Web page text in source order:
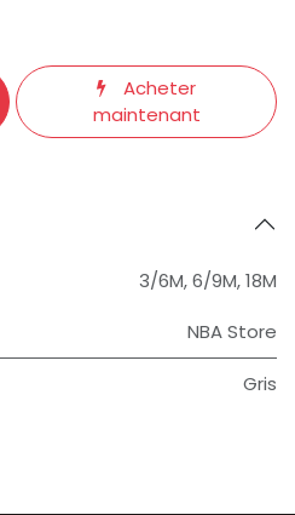
Acheter
maintenant
3/6M,6/9M,18M
NBA Store
Gris